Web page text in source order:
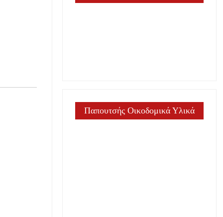
Παπουτσής Οικοδομικά Υλικά